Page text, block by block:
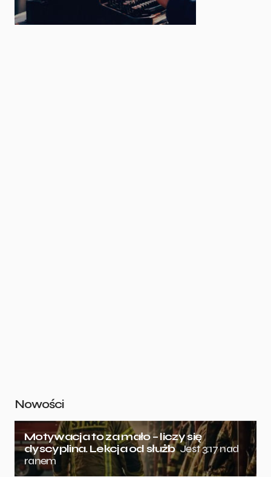
Nowości
Motywacja to za mało – liczy się
dyscyplina. Lekcja od służb Jest 3:17 nad
ranem